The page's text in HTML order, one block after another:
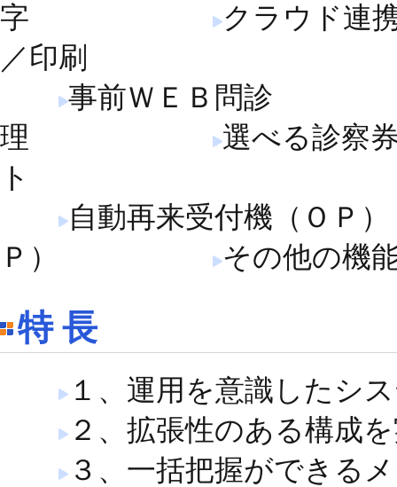
字
クラウド連
／印刷
事前ＷＥＢ問診
理
選べる診察
ト
自動再来受付機（ＯＰ）
Ｐ）
その他の機
特 長
１、運用を意識したシ
２、拡張性のある構成
３、一括把握ができる